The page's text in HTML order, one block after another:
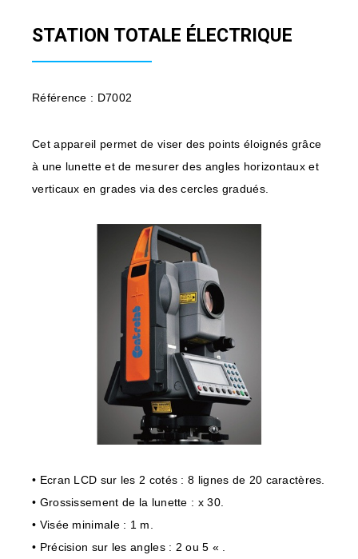
STATION TOTALE ÉLECTRIQUE
Référence : D7002
Cet appareil permet de viser des points éloignés grâce
à une lunette et de mesurer des angles horizontaux et
verticaux en grades via des cercles gradués.
• Ecran LCD sur les 2 cotés : 8 lignes de 20 caractères.
• Grossissement de la lunette : x 30.
• Visée minimale : 1 m.
• Précision sur les angles : 2 ou 5 « .